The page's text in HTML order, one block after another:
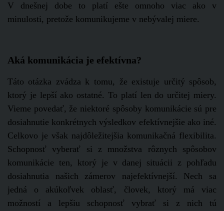
V dnešnej dobe to platí ešte omnoho viac ako v
minulosti, pretože komunikujeme v nebývalej miere.
Aká komunikácia je efektívna?
Táto otázka zvádza k tomu, že existuje určitý spôsob,
ktorý je lepší ako ostatné. To platí len do určitej miery.
Vieme povedať, že niektoré spôsoby komunikácie sú pre
dosiahnutie konkrétnych výsledkov efektívnejšie ako iné.
Celkovo je však najdôležitejšia komunikačná flexibilita.
Schopnosť vyberať si z množstva rôznych spôsobov
komunikácie ten, ktorý je v danej situácii z pohľadu
dosiahnutia našich zámerov najefektívnejší. Nech sa
jedná o akúkoľvek oblasť, človek, ktorý má viac
možností a lepšiu schopnosť vybrať si z nich tú